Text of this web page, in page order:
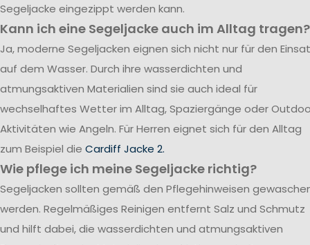
Segeljacke eingezippt werden kann.
Kann ich eine Segeljacke auch im Alltag tragen?
Ja, moderne Segeljacken eignen sich nicht nur für den
auf dem Wasser. Durch ihre wasserdichten und
atmungsaktiven Materialien sind sie auch ideal für
wechselhaftes Wetter im Alltag, Spaziergänge oder
Aktivitäten wie Angeln. Für Herren eignet sich für den Alltag
zum Beispiel die Cardiff Jacke 2.
Wie pflege ich meine Segeljacke richtig?
Segeljacken sollten gemäß den Pflegehinweisen
werden. Regelmäßiges Reinigen entfernt Salz und Schmutz
und hilft dabei, die wasserdichten und atmungsaktiven